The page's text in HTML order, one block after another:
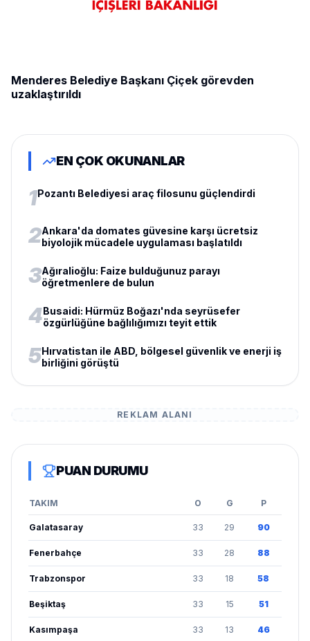
Menderes Belediye Başkanı Çiçek görevden
uzaklaştırıldı
EN ÇOK OKUNANLAR
1Pozantı Belediyesi araç filosunu güçlendirdi
2Ankara'da domates güvesine karşı ücretsiz
biyolojik mücadele uygulaması başlatıldı
3Ağıralioğlu: Faize bulduğunuz parayı
öğretmenlere de bulun
4Busaidi: Hürmüz Boğazı'nda seyrüsefer
özgürlüğüne bağlılığımızı teyit ettik
5Hırvatistan ile ABD, bölgesel güvenlik ve enerji iş
birliğini görüştü
REKLAM ALANI
PUAN DURUMU
TAKIM O G P
Galatasaray 33 29 90
Fenerbahçe 33 28 88
Trabzonspor 33 18 58
Beşiktaş 33 15 51
Kasımpaşa 33 13 46